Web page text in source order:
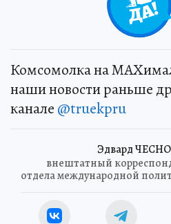
Комсомолка на
наши новости раньше
канале @truekpru
Эдвард
внештатный
отдела международной